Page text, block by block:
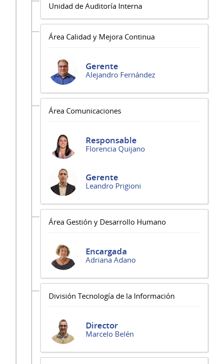
Unidad de Auditoría Interna
Área Calidad y Mejora Continua
Gerente
Alejandro Fernández
Área Comunicaciones
Responsable
Florencia Quijano
Gerente
Leandro Prigioni
Área Gestión y Desarrollo Humano
Encargada
Adriana Adano
División Tecnología de la Información
Director
Marcelo Belén